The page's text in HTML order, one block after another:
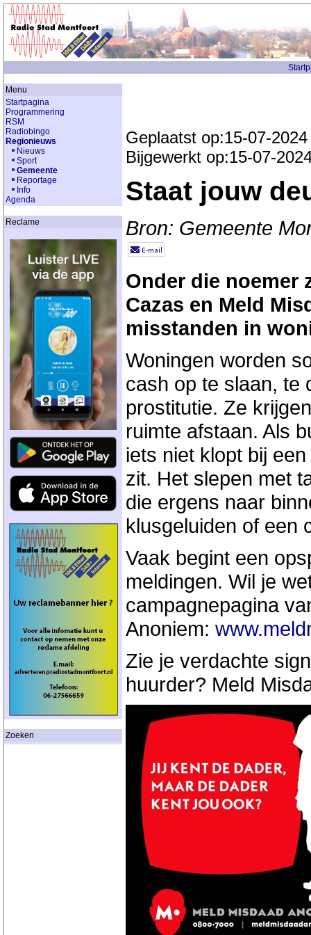
Menu
Startpagina
Programmering
RSM
Radiobingo
Regionieuws
Nieuws
Sport
Gemeente
Reportage
Info
Agenda
Reclame
Zoeken
Geplaatst op:15-07-2024
Bijgewerkt op:15-07-
Staat jouw
Bron: Gemeente
Onder die noemer
Cazas en Meld
misstanden in
Woningen worden
cash op te slaan, te
prostitutie. Ze
ruimte afstaan. Als
iets niet klopt bij
zit. Het slepen met
die ergens naar
klusgeluiden of een
Vaak begint een
meldingen. Wil je
campagnepagina
Anoniem:
Zie je verdachte
huurder? Meld